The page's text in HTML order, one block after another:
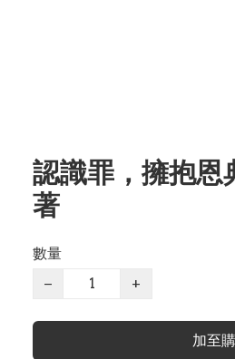
認識罪，擁抱恩
著
數量
−
+
加至